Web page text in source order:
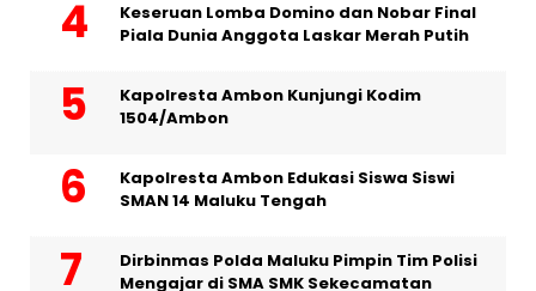
Keseruan Lomba Domino dan Nobar Final
Piala Dunia Anggota Laskar Merah Putih
Kapolresta Ambon Kunjungi Kodim
1504/Ambon
Kapolresta Ambon Edukasi Siswa Siswi
SMAN 14 Maluku Tengah
Dirbinmas Polda Maluku Pimpin Tim Polisi
Mengajar di SMA SMK Sekecamatan